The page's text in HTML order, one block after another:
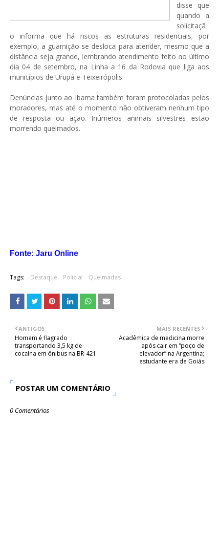
disse que
quando a
solicitaçã
o informa que há riscos as estruturas residenciais, por
exemplo, a guarnição se desloca para atender, mesmo que a
distância seja grande, lembrando atendimento feito no último
dia 04 de setembro, na Linha a 16 da Rodovia que liga aos
municípios de Urupá e Teixeirópolis.
Denúncias junto ao Ibama também foram protocoladas pelos
moradores, mas até o momento não obtiveram nenhum tipo
de resposta ou ação. Inúmeros animais silvestres estão
morrendo queimados.
Fonte: Jaru Online
Tags: Destaque Policial Queimadas
MAIS RECENTES
Acadêmica de medicina morre
após cair em “poço de
elevador” na Argentina;
estudante era de Goiás
ANTIGOS
Homem é flagrado
transportando 3,5 kg de
cocaína em ônibus na BR-421
POSTAR UM COMENTÁRIO
0 Comentários